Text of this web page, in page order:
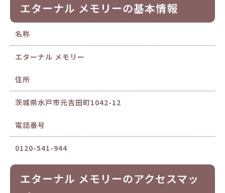
エターナル メモリーの基本情報
名称
エターナル メモリー
住所
茨城県水戸市元吉田町1042-12
電話番号
0120-541-944
エターナル メモリーのアクセスマッ